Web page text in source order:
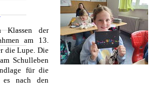
Klassen der
am 13.
die Lupe. Die
Schulleben
für die
es nach den